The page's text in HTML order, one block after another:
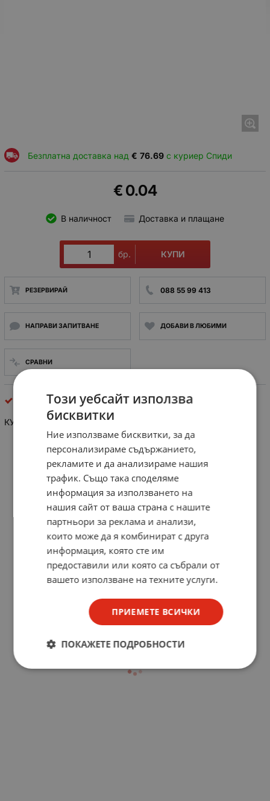
Безплатна доставка над 76.69
€ с куриер Спиди
0.04
€
В наличност Доставка и плащане
бр. КУПИ
РЕЗЕРВИРАЙ 088 55 99 413
НАПРАВИ ЗАПИТВАНЕ ДОБАВИ В ЛЮБИМИ
СРАВНИ
други съединители
КУПЛУНГ 4 PIN МЪЖКИ ПРАВ
Този уебсайт използва
бисквитки
Ние използваме бисквитки, за да
персонализираме съдържанието,
рекламите и да анализираме нашия
трафик. Също така споделяме
информация за използването на
нашия сайт от ваша страна с нашите
партньори за реклама и анализи,
които може да я комбинират с друга
информация, която сте им
предоставили или която са събрали от
вашето използване на техните услуги.
ПРИЕМЕТЕ ВСИЧКИ
ПОКАЖЕТЕ ПОДРОБНОСТИ